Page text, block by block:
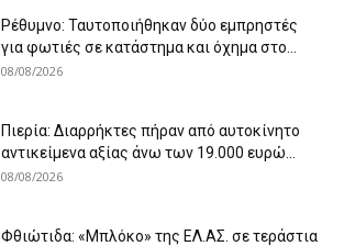
Ρέθυμνο: Ταυτοποιήθηκαν δύο εμπρηστές
για φωτιές σε κατάστημα και όχημα στο...
08/08/2026
Πιερία: Διαρρήκτες πήραν από αυτοκίνητο
αντικείμενα αξίας άνω των 19.000 ευρώ...
08/08/2026
Φθιώτιδα: «Μπλόκο» της ΕΛ.ΑΣ. σε τεράστια